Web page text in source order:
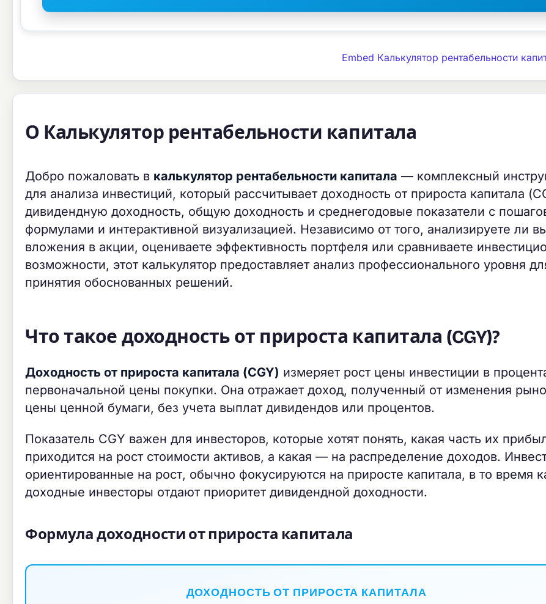
Embed Калькулятор рентабельности
О Калькулятор рентабельности капитала
Добро пожаловать в калькулятор рентабельности капитала — комплексный
для анализа инвестиций, который рассчитывает доходность от прироста капитала
дивидендную доходность, общую доходность и среднегодовые показатели с
формулами и интерактивной визуализацией. Независимо от того, анализируете ли
вложения в акции, оцениваете эффективность портфеля или сравниваете
возможности, этот калькулятор предоставляет анализ профессионального уровня
принятия обоснованных решений.
Что такое доходность от прироста капитала (CGY)?
Доходность от прироста капитала (CGY) измеряет рост цены инвестиции в
первоначальной цены покупки. Она отражает доход, полученный от изменения
цены ценной бумаги, без учета выплат дивидендов или процентов.
Показатель CGY важен для инвесторов, которые хотят понять, какая часть их
приходится на рост стоимости активов, а какая — на распределение доходов.
ориентированные на рост, обычно фокусируются на приросте капитала, в то время
доходные инвесторы отдают приоритет дивидендной доходности.
Формула доходности от прироста капитала
ДОХОДНОСТЬ ОТ ПРИРОСТА КАПИТАЛА